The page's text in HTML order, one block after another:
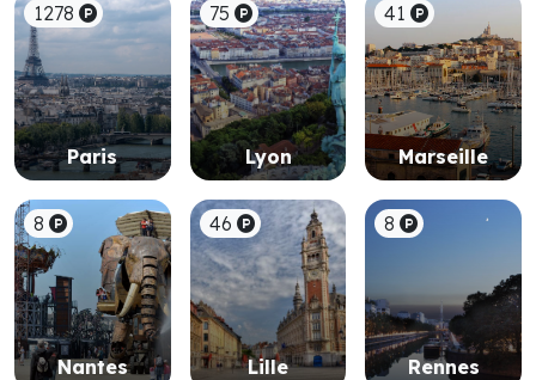
1278
Paris
75
Lyon
41
Marseille
8
Nantes
46
Lille
8
Rennes